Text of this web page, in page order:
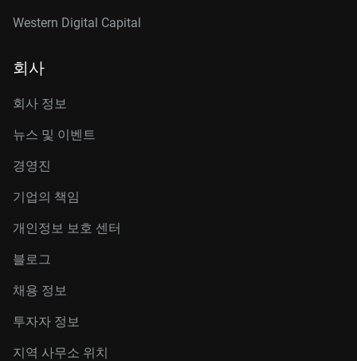
Western Digital Capital
회사
회사 정보
뉴스 및 이벤트
경영진
기업의 책임
개인정보 보호 센터
블로그
채용 정보
투자자 정보
지역 사무소 위치